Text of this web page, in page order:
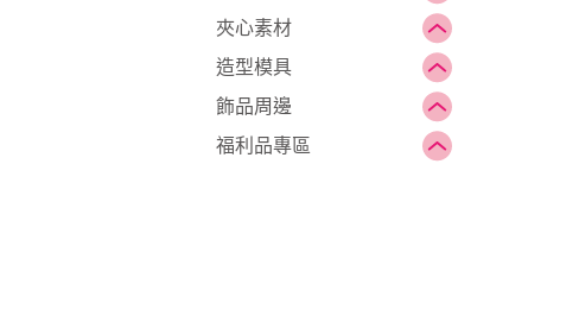
夾心素材
造型模具
飾品周邊
福利品專區